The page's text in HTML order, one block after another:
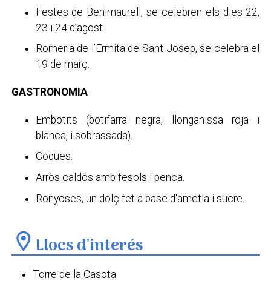
Festes de Benimaurell, se celebren els dies 22,
23 i 24 d’agost.
Romeria de l’Ermita de Sant Josep, se celebra el
19 de març.
GASTRONOMIA
Embotits (botifarra negra, llonganissa roja i
blanca, i sobrassada).
Coques.
Arròs caldós amb fesols i penca.
Ronyoses, un dolç fet a base d'ametla i sucre.
location_on Llocs d'interés
Torre de la Casota